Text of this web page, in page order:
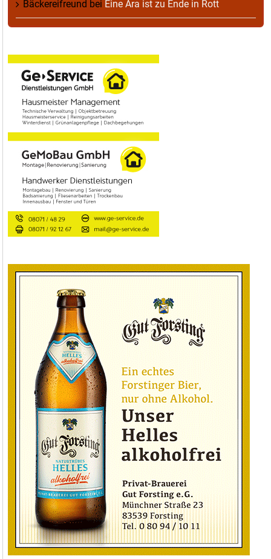
Bäckereifreund bei Eine Ära ist zu Ende in Rott